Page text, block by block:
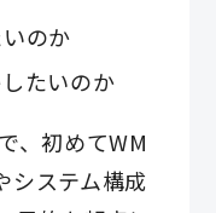
のか
たいのか
、初めてWM
システム構成